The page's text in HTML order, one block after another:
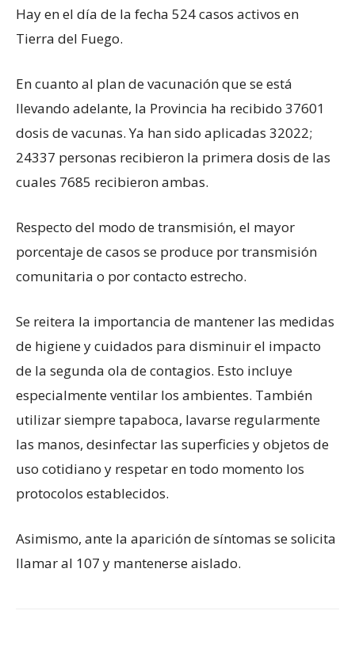
Hay en el día de la fecha 524 casos activos en
Tierra del Fuego.
En cuanto al plan de vacunación que se está
llevando adelante, la Provincia ha recibido 37601
dosis de vacunas. Ya han sido aplicadas 32022;
24337 personas recibieron la primera dosis de las
cuales 7685 recibieron ambas.
Respecto del modo de transmisión, el mayor
porcentaje de casos se produce por transmisión
comunitaria o por contacto estrecho.
Se reitera la importancia de mantener las medidas
de higiene y cuidados para disminuir el impacto
de la segunda ola de contagios. Esto incluye
especialmente ventilar los ambientes. También
utilizar siempre tapaboca, lavarse regularmente
las manos, desinfectar las superficies y objetos de
uso cotidiano y respetar en todo momento los
protocolos establecidos.
Asimismo, ante la aparición de síntomas se solicita
llamar al 107 y mantenerse aislado.